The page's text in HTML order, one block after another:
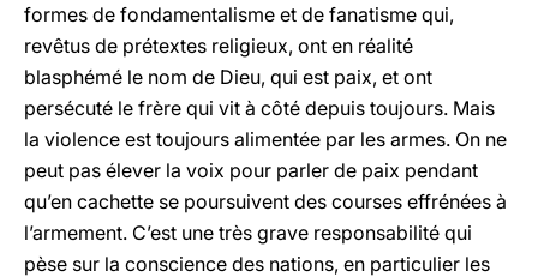
formes de fondamentalisme et de fanatisme qui,
revêtus de prétextes religieux, ont en réalité
blasphémé le nom de Dieu, qui est paix, et ont
persécuté le frère qui vit à côté depuis toujours. Mais
la violence est toujours alimentée par les armes. On ne
peut pas élever la voix pour parler de paix pendant
qu’en cachette se poursuivent des courses effrénées à
l’armement. C’est une très grave responsabilité qui
pèse sur la conscience des nations, en particulier les